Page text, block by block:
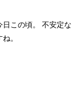
この頃。 不安定な
。